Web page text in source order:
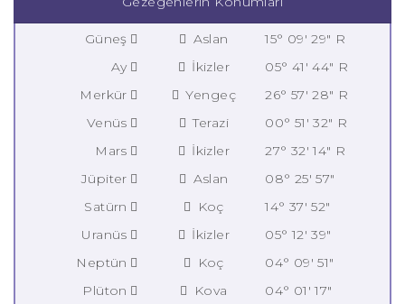
Güneş Aslan
15° 09' 29" R
Ay
İkizler
05° 41' 44" R
Merkür
Yengeç
26° 57' 28" R
Venüs
Terazi
00° 51' 32" R
Mars
İkizler
27° 32' 14" R
Jüpiter
Aslan
08° 25' 57"
Satürn
Koç
14° 37' 52"
Uranüs
İkizler
05° 12' 39"
Neptün
Koç
04° 09' 51"
Plüton
Kova
04° 01' 17"